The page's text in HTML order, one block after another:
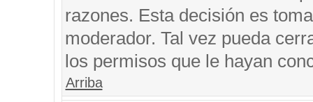
razones. Esta decisión es
moderador. Tal vez pueda
los permisos que le hayan
Arriba